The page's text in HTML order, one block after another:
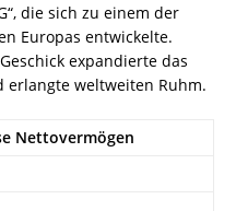
die sich zu einem der
Europas entwickelte.
expandierte das
weltweiten Ruhm.
Nettovermögen